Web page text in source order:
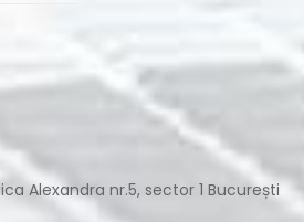
Alexandra nr.5, sector 1 București